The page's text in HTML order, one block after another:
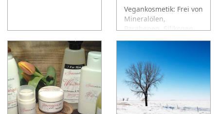
Vegankosmetik: Frei von
Mineralölen,
Parabenen, Silikonen
und Paraffinen!